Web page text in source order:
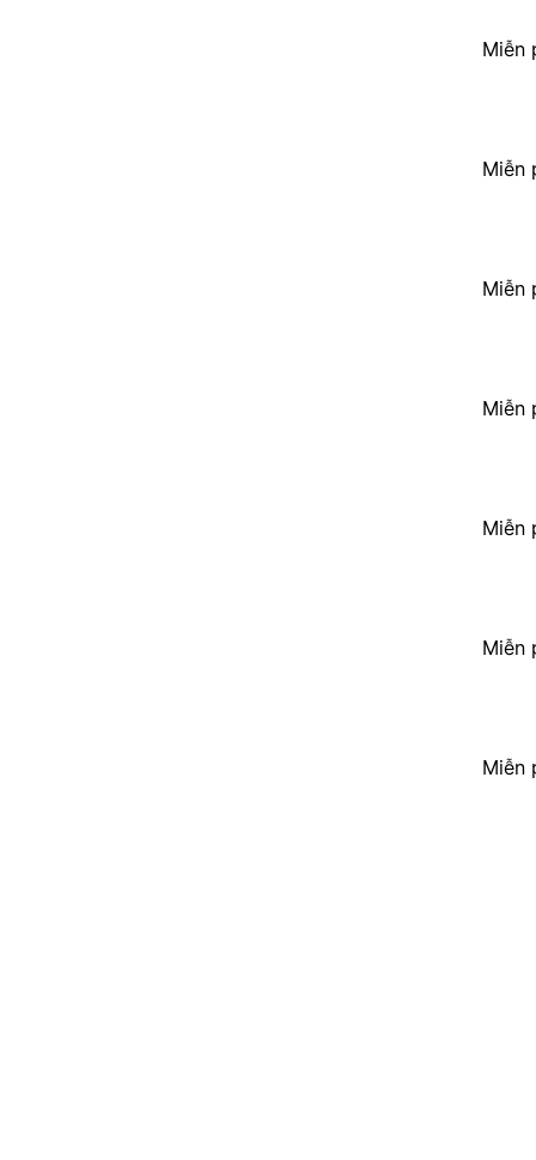
Miễn
Miễn
Miễn
Miễn
Miễn
Miễn
Miễn